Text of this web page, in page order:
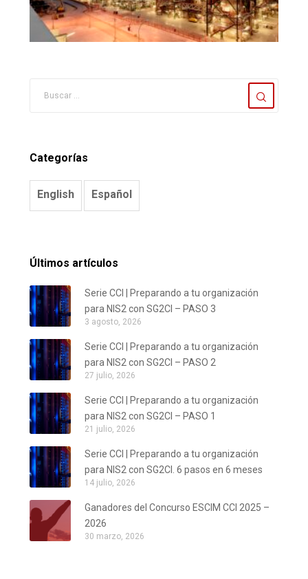
Categorías
English Español
Últimos artículos
Serie CCI | Preparando a tu organización
para NIS2 con SG2CI – PASO 3
3 agosto, 2026
Serie CCI | Preparando a tu organización
para NIS2 con SG2CI – PASO 2
27 julio, 2026
Serie CCI | Preparando a tu organización
para NIS2 con SG2CI – PASO 1
21 julio, 2026
Serie CCI | Preparando a tu organización
para NIS2 con SG2CI. 6 pasos en 6 meses
14 julio, 2026
Ganadores del Concurso ESCIM CCI 2025 –
2026
30 marzo, 2026